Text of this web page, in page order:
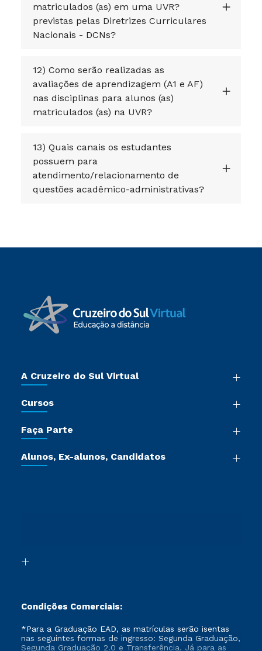
matriculados (as) em uma UVR?
previstas pelas Diretrizes Curriculares
Nacionais - DCNs?
12) Como serão realizadas as
avaliações de aprendizagem (A1 e AF)
nas disciplinas para alunos (as)
matriculados (as) na UVR?
13) Quais canais os estudantes
possuem para
atendimento/relacionamento de
questões acadêmico-administrativas?
A Cruzeiro do Sul Virtual
Sala de Imprensa
Certificadoras
Jornada do Aluno
Cursos
Pós-graduação
Cursos Livres
Faça Parte
Vestibular Redação
Formação Pedagógica - R2
Alunos, Ex-alunos, Candidatos
Condições Comerciais:
*Para a Graduação EAD, as matrículas serão isentas
nas seguintes formas de ingresso: Segunda Graduação,
Segunda Graduação 2.0 e Transferência. Já para as